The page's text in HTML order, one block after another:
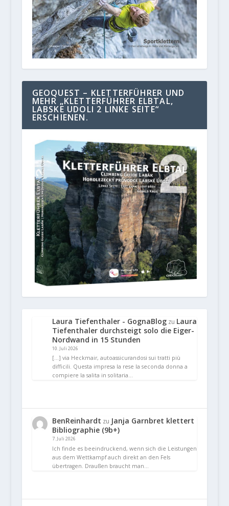
GEOQUEST – KLETTERFÜHRER UND
MEHR „KLETTERFÜHRER ELBTAL,
LABSKE UDOLI 2 LINKE SEITE“
ERSCHIENEN.
Laura Tiefenthaler - GognaBlogzu Laura
Tiefenthaler durchsteigt solo die Eiger-
Nordwand in 15 Stunden
10. Juli 2026
[…] via Heckmair, autoassicurandosi sui tratti più
difficili. Questa impresa la rese la seconda donna a
compiere la salita in solitaria…
BenReinhardt zu Janja Garnbret klettert
Bibliographie (9b+)
7. Juli 2026
Ich finde es beeindruckend, wenn sich die Leistungen
aus dem Wettkampf auch direkt an den Fels
übertragen. Draußen braucht man…